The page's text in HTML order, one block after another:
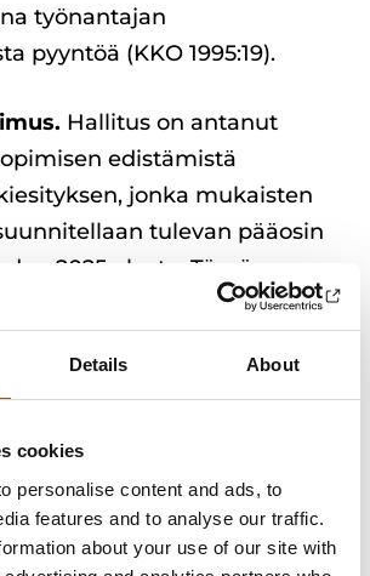
Details About
cookies
personalise content and ads, to
features and to analyse our traffic.
about your use of our site with
työnantajan
pyyntöä (KKO 1995:19).
Hallitus on antanut
edistämistä
jonka mukaisten
tulevan pääosin
2025 alusta. Tämän
yrityskohtaisten
työehtosopimukset
tulisi kirjata
siten, että on selvää, että
muuttuminen tai sen
lopettaminen ei edellytä